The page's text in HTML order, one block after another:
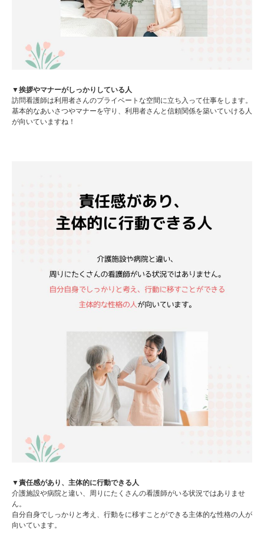
▼挨拶やマナーがしっかりしている人
訪問看護師は利用者さんのプライベートな空間に立ち入って仕事をします。
基本的なあいさつやマナーを守り、利用者さんと信頼関係を築いていける人
が向いていますね！
▼責任感があり、主体的に行動できる人
介護施設や病院と違い、周りにたくさんの看護師がいる状況ではありませ
ん。
自分自身でしっかりと考え、行動をに移すことができる主体的な性格の人が
向いています。